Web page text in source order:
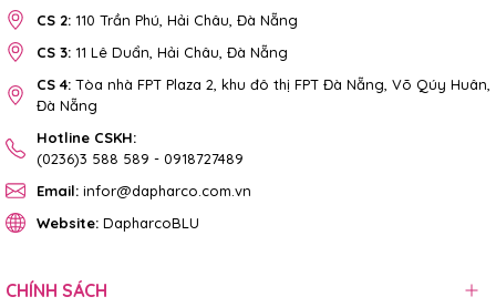
CS 2: 110 Trần Phú, Hải Châu, Đà Nẵng
CS 3: 11 Lê Duẩn, Hải Châu, Đà Nẵng
CS 4: Tòa nhà FPT Plaza 2, khu đô thị FPT Đà Nẵng, Võ Qúy Huân,
Đà Nẵng
Hotline CSKH:
(0236)3 588 589 - 0918727489
Email: infor@dapharco.com.vn
Website: DapharcoBLU
CHÍNH SÁCH